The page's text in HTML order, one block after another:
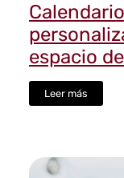
espacio
Leer más